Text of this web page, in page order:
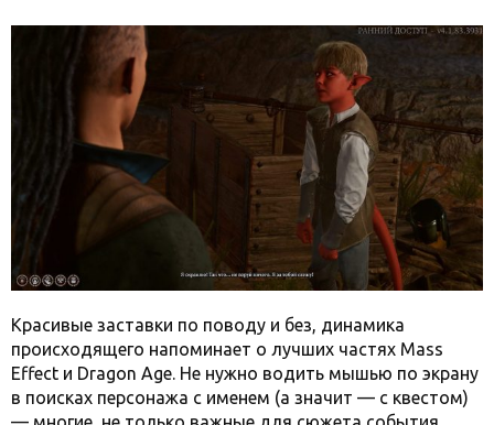
Красивые заставки по поводу и без, динамика
происходящего напоминает о лучших частях Mass
Effect и Dragon Age. Не нужно водить мышью по экрану
в поисках персонажа с именем (а значит — с квестом)